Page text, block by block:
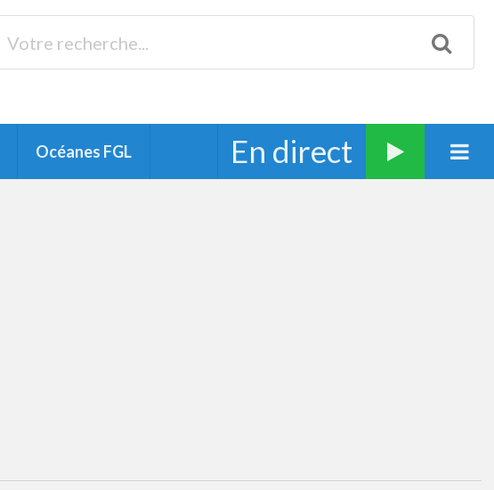
Océanes FGL En direct